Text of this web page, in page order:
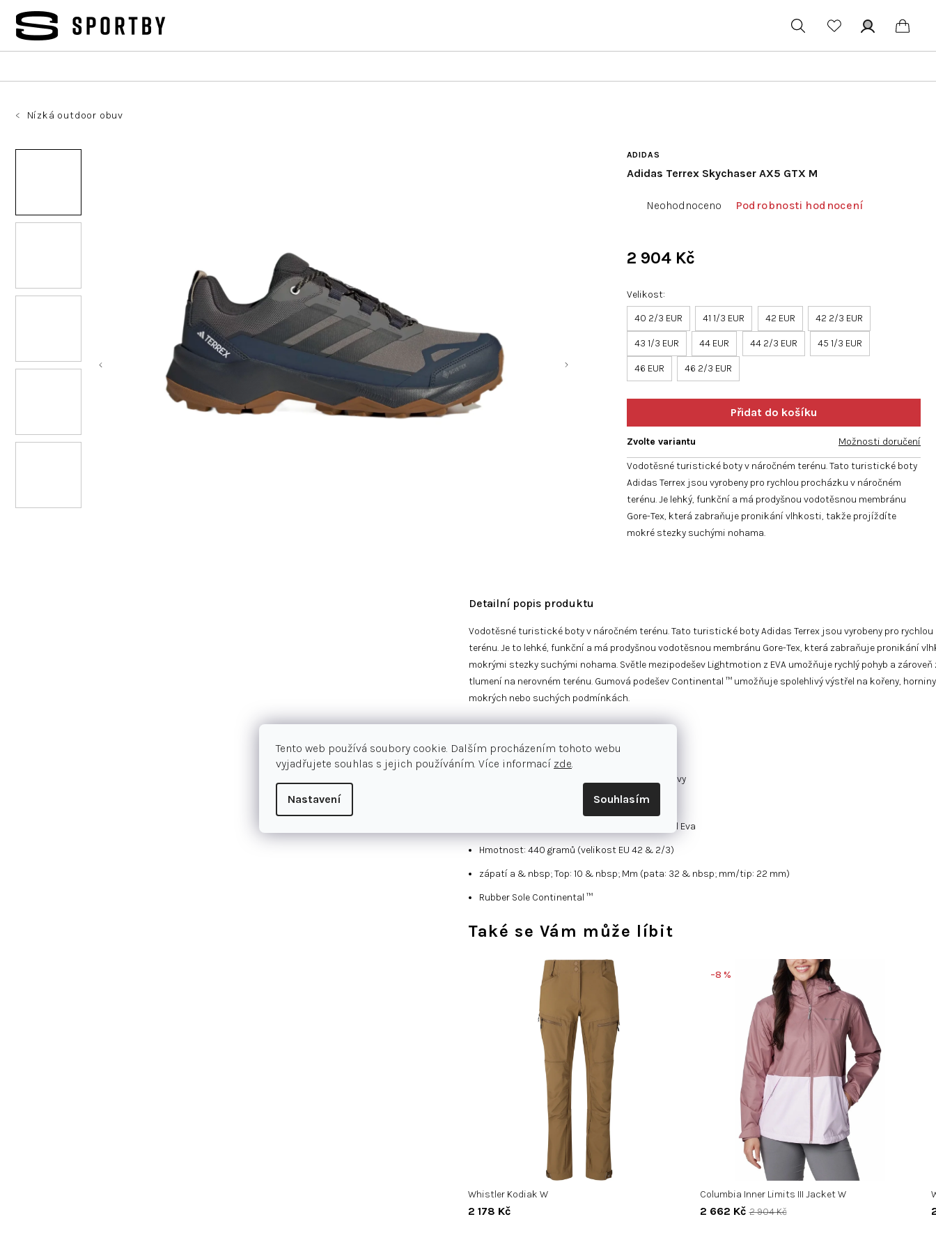
Tento web používá soubory cookie. Dalším procházením tohoto webu
vyjadřujete souhlas s jejich používáním. Více informací zde
Nastavení Souhlasím
obsah
košík
Nízká outdoor obuv
ADIDAS
Adidas Terrex Skychaser AX5 GTX M
hodnocení
0,0
5
hvězdiček.
Neohodnoceno Podrobnosti hodnocení
Vodotěsné turistické boty v náročném terénu. Tato turistické boty
Adidas Terrex jsou vyrobeny pro rychlou procházku v náročném
terénu. Je lehký, funkční a má prodyšnou vodotěsnou membránu
Gore-Tex, která zabraňuje pronikání vlhkosti, takže projíždíte
mokré stezky suchými nohama.
Velikost
40 2/3 EUR
41 1/3 EUR 42 EUR 42 2/3 EUR
43 1/3 EUR 44 EUR 44 2/3 EUR 45 1/3 EUR
46 EUR 46 2/3 EUR
2 904 Kč
Zvolte variantu Možnosti doručení
Detailní popis produktu
Vodotěsné turistické boty v náročném terénu. Tato turistické boty Adidas Terrex jsou vyrobeny pro
terénu. Je to lehké, funkční a má prodyšnou vodotěsnou membránu Gore-Tex, která zabraňuje pronikání
mokrými stezky suchými nohama. Světle mezipodešev Lightmotion z EVA umožňuje rychlý pohyb a
tlumení na nerovném terénu. Gumová podešev Continental ™ umožňuje spolehlivý výstřel na kořeny,
mokrých nebo suchých podmínkách.
pro šněrování
horní od & nbsp; ripstop s & nbsp; Horní vrstvy
ortolite® a & nbsp; membrána Gore-Tex
lightmotion mezipodešev od & nbsp; Materiál Eva
Hmotnost: 440 gramů (velikost EU 42 & 2/3)
zápatí a & nbsp; Top: 10 & nbsp; Mm (pata: 32 & nbsp; mm/tip: 22 mm)
Rubber Sole Continental ™
Také se Vám může líbit
Whistler Kodiak W
2 178 Kč
–8 %
Columbia Inner Limits III Jacket W
2 662 Kč 2 904 Kč